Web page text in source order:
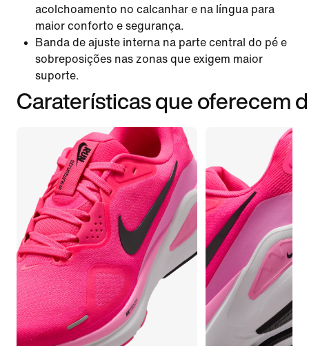
acolchoamento no calcanhar e na língua para
maior conforto e segurança.
Banda de ajuste interna na parte central do pé e
sobreposições nas zonas que exigem maior
suporte.
Caraterísticas que oferecem